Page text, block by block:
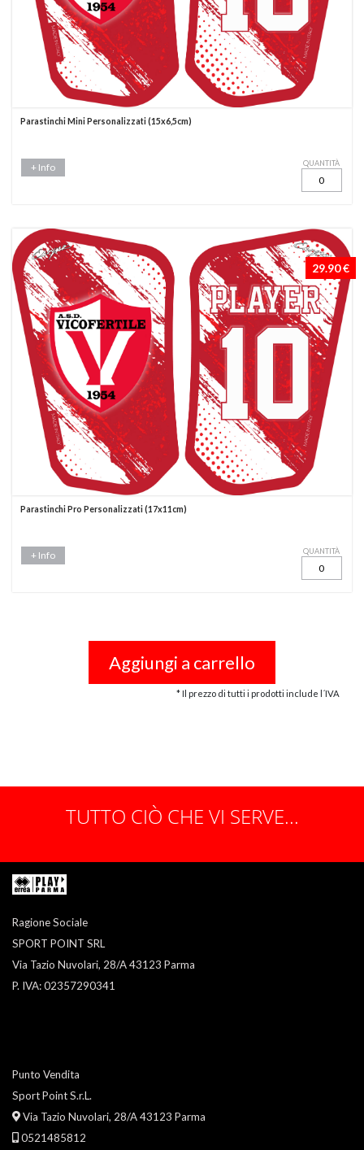
Parastinchi Mini Personalizzati (15x6,5cm)
+ Info QUANTITÀ
29.90 €
Parastinchi Pro Personalizzati (17x11cm)
+ Info QUANTITÀ
Aggiungi a carrello
* Il prezzo di tutti i prodotti include l´IVA
TUTTO CIÒ CHE VI SERVE...
Ragione Sociale
SPORT POINT SRL
Via Tazio Nuvolari, 28/A 43123 Parma
P. IVA: 02357290341
Punto Vendita
Sport Point S.r.L.
Via Tazio Nuvolari, 28/A 43123 Parma
0521485812